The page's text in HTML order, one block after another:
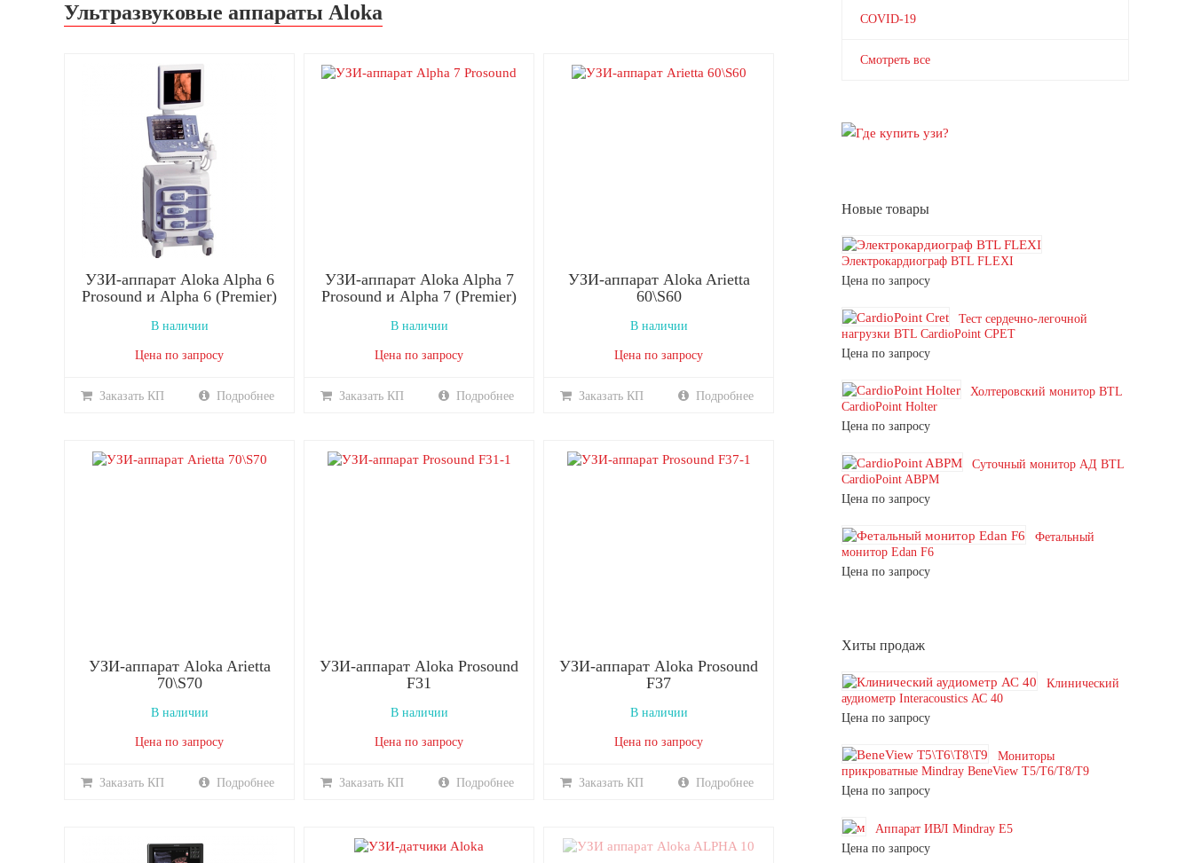
Ультразвуковые аппараты Aloka
УЗИ-аппарат Aloka Alpha 6
Prosound и Alpha 6 (Premier)
В наличии
Цена по запросу
Заказать КП Подробнее
УЗИ-аппарат Aloka Alpha 7
Prosound и Alpha 7 (Premier)
В наличии
Цена по запросу
Заказать КП Подробнее
УЗИ-аппарат Aloka Arietta
60\S60
В наличии
Цена по запросу
Заказать КП Подробнее
УЗИ-аппарат Aloka Arietta
70\S70
В наличии
Цена по запросу
Заказать КП Подробнее
УЗИ-аппарат Aloka Prosound
F31
В наличии
Цена по запросу
Заказать КП Подробнее
УЗИ-аппарат Aloka Prosound
F37
В наличии
Цена по запросу
Заказать КП Подробнее
COVID-19
Смотреть все
Новые товары
Электрокардиограф BTL FLEXI
Цена по запросу
Тест сердечно-легочной
нагрузки BTL CardioPoint CPET
Цена по запросу
Холтеровский монитор BTL
CardioPoint Holter
Цена по запросу
Суточный монитор АД BTL
CardioPoint ABPM
Цена по запросу
Фетальный
монитор Edan F6
Цена по запросу
Хиты продаж
Клинический
аудиометр Interacoustics АС 40
Цена по запросу
Мониторы
прикроватные Mindray BeneView T5/T6/T8/T9
Цена по запросу
Аппарат ИВЛ Mindray E5
Цена по запросу